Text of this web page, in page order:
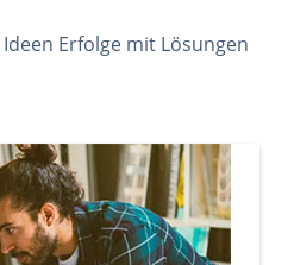
Erfolge mit Lösungen